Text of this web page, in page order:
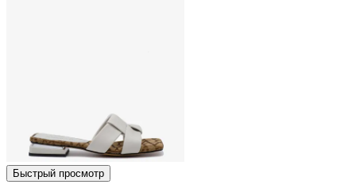
Быстрый просмотр